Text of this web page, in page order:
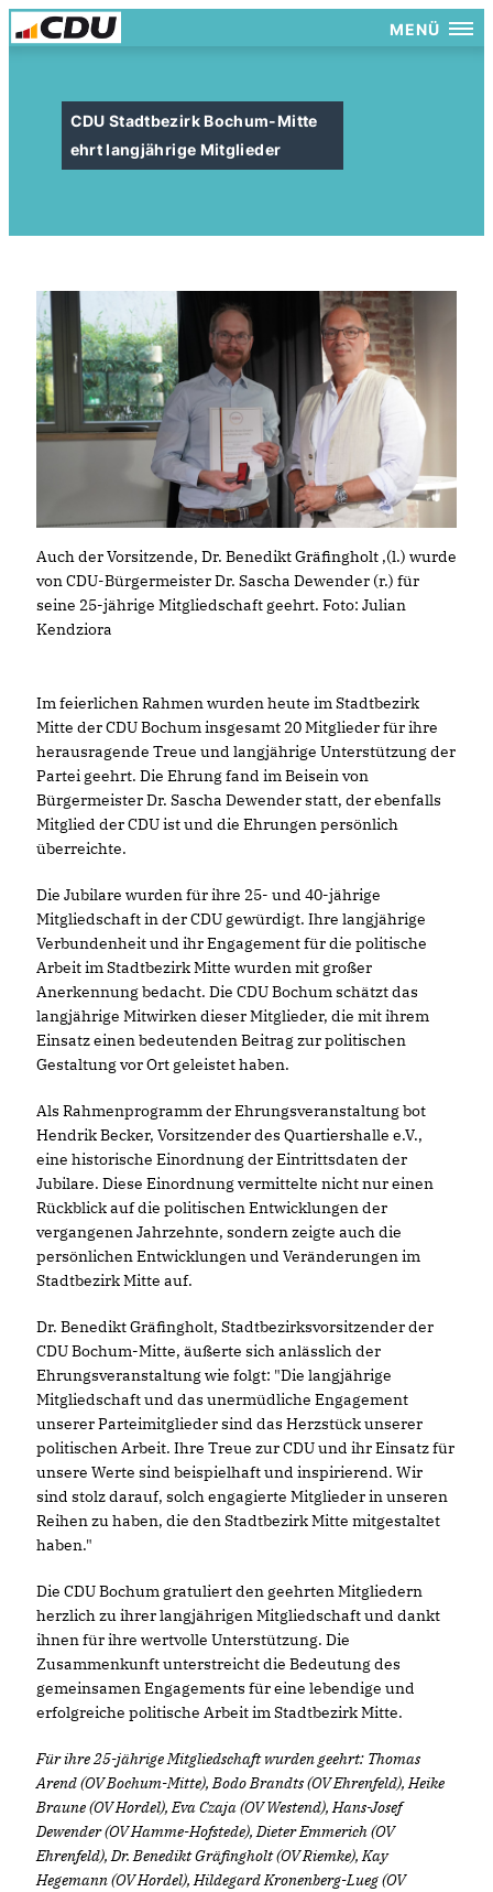
MENÜ
CDU Stadtbezirk Bochum-Mitte
ehrt langjährige Mitglieder
Auch der Vorsitzende, Dr. Benedikt Gräfingholt ,(l.) wurde
von CDU-Bürgermeister Dr. Sascha Dewender (r.) für
seine 25-jährige Mitgliedschaft geehrt. Foto: Julian
Kendziora
Im feierlichen Rahmen wurden heute im Stadtbezirk
Mitte der CDU Bochum insgesamt 20 Mitglieder für ihre
herausragende Treue und langjährige Unterstützung der
Partei geehrt. Die Ehrung fand im Beisein von
Bürgermeister Dr. Sascha Dewender statt, der ebenfalls
Mitglied der CDU ist und die Ehrungen persönlich
überreichte.
Die Jubilare wurden für ihre 25- und 40-jährige
Mitgliedschaft in der CDU gewürdigt. Ihre langjährige
Verbundenheit und ihr Engagement für die politische
Arbeit im Stadtbezirk Mitte wurden mit großer
Anerkennung bedacht. Die CDU Bochum schätzt das
langjährige Mitwirken dieser Mitglieder, die mit ihrem
Einsatz einen bedeutenden Beitrag zur politischen
Gestaltung vor Ort geleistet haben.
Als Rahmenprogramm der Ehrungsveranstaltung bot
Hendrik Becker, Vorsitzender des Quartiershalle e.V.,
eine historische Einordnung der Eintrittsdaten der
Jubilare. Diese Einordnung vermittelte nicht nur einen
Rückblick auf die politischen Entwicklungen der
vergangenen Jahrzehnte, sondern zeigte auch die
persönlichen Entwicklungen und Veränderungen im
Stadtbezirk Mitte auf.
Dr. Benedikt Gräfingholt, Stadtbezirksvorsitzender der
CDU Bochum-Mitte, äußerte sich anlässlich der
Ehrungsveranstaltung wie folgt: "Die langjährige
Mitgliedschaft und das unermüdliche Engagement
unserer Parteimitglieder sind das Herzstück unserer
politischen Arbeit. Ihre Treue zur CDU und ihr Einsatz für
unsere Werte sind beispielhaft und inspirierend. Wir
sind stolz darauf, solch engagierte Mitglieder in unseren
Reihen zu haben, die den Stadtbezirk Mitte mitgestaltet
haben."
Die CDU Bochum gratuliert den geehrten Mitgliedern
herzlich zu ihrer langjährigen Mitgliedschaft und dankt
ihnen für ihre wertvolle Unterstützung. Die
Zusammenkunft unterstreicht die Bedeutung des
gemeinsamen Engagements für eine lebendige und
erfolgreiche politische Arbeit im Stadtbezirk Mitte.
Für ihre 25-jährige Mitgliedschaft wurden geehrt: Thomas
Arend (OV Bochum-Mitte), Bodo Brandts (OV Ehrenfeld), Heike
Braune (OV Hordel), Eva Czaja (OV Westend), Hans-Josef
Dewender (OV Hamme-Hofstede), Dieter Emmerich (OV
Ehrenfeld), Dr. Benedikt Gräfingholt (OV Riemke), Kay
Hegemann (OV Hordel), Hildegard Kronenberg-Lueg (OV